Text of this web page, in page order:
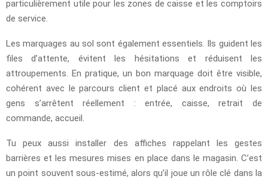
particulièrement utile pour les zones de caisse et les comptoirs
de service.
Les marquages au sol sont également essentiels. Ils guident les
files d’attente, évitent les hésitations et réduisent les
attroupements. En pratique, un bon marquage doit être visible,
cohérent avec le parcours client et placé aux endroits où les
gens s’arrêtent réellement : entrée, caisse, retrait de
commande, accueil.
Tu peux aussi installer des affiches rappelant les gestes
barrières et les mesures mises en place dans le magasin. C’est
un point souvent sous-estimé, alors qu’il joue un rôle clé dans la